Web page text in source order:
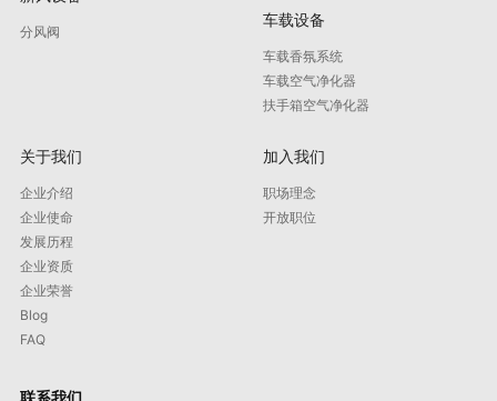
分风阀
车载设备
车载香氛系统
车载空气净化器
扶手箱空气净化器
关于我们
企业介绍
企业使命
发展历程
企业资质
企业荣誉
Blog
FAQ
加入我们
职场理念
开放职位
联系我们